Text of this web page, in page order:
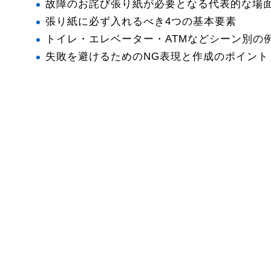
故障のお詫び張り紙が必要となる代表的な場
張り紙に必ず入れるべき4つの基本要素
トイレ・エレベーター・ATMなどシーン別の
失敗を避けるためのNG表現と作成のポイント